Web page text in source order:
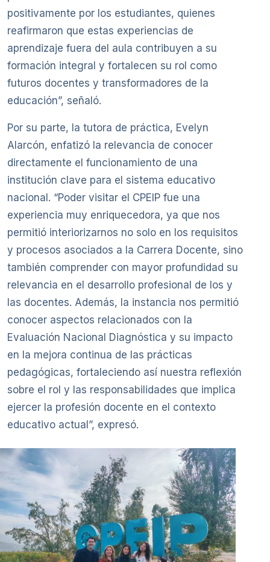
positivamente por los estudiantes, quienes
reafirmaron que estas experiencias de
aprendizaje fuera del aula contribuyen a su
formación integral y fortalecen su rol como
futuros docentes y transformadores de la
educación”, señaló.
Por su parte, la tutora de práctica, Evelyn
Alarcón, enfatizó la relevancia de conocer
directamente el funcionamiento de una
institución clave para el sistema educativo
nacional. “Poder visitar el CPEIP fue una
experiencia muy enriquecedora, ya que nos
permitió interiorizarnos no solo en los requisitos
y procesos asociados a la Carrera Docente, sino
también comprender con mayor profundidad su
relevancia en el desarrollo profesional de los y
las docentes. Además, la instancia nos permitió
conocer aspectos relacionados con la
Evaluación Nacional Diagnóstica y su impacto
en la mejora continua de las prácticas
pedagógicas, fortaleciendo así nuestra reflexión
sobre el rol y las responsabilidades que implica
ejercer la profesión docente en el contexto
educativo actual”, expresó.